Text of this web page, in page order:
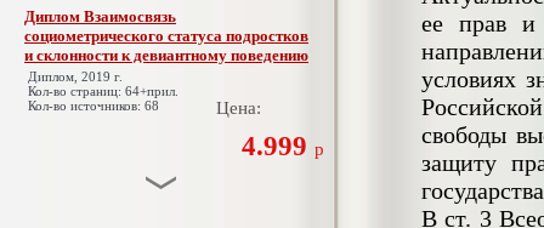
Диплом Взаимосвязь
социометрического статуса подростков
и склонности к девиантному поведению
Диплом, 2019 г.
Кол-во страниц: 64+прил.
Кол-во источников: 68
Цена:
4.999 р
ее прав и
условиях
свободы
защиту
В ст. 3